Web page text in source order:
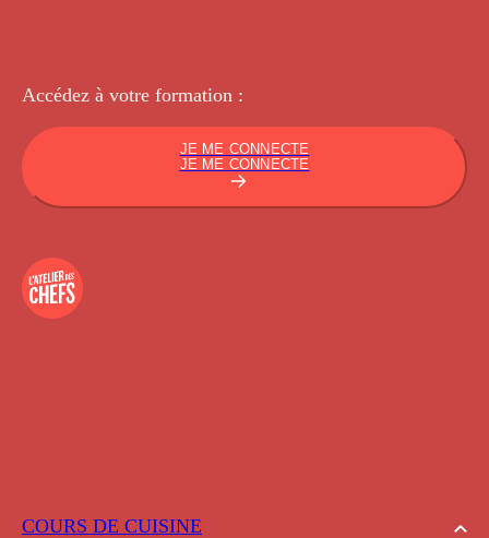
COURS DE CUISINE
Accédez à votre formation :
JE ME CONNECTE
JE ME CONNECTE